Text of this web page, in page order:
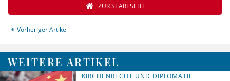
Vorheriger Artikel
ZUR STARTSEITE
WEITERE ARTIKEL
KIRCHENRECHT UND DIPLOMATIE